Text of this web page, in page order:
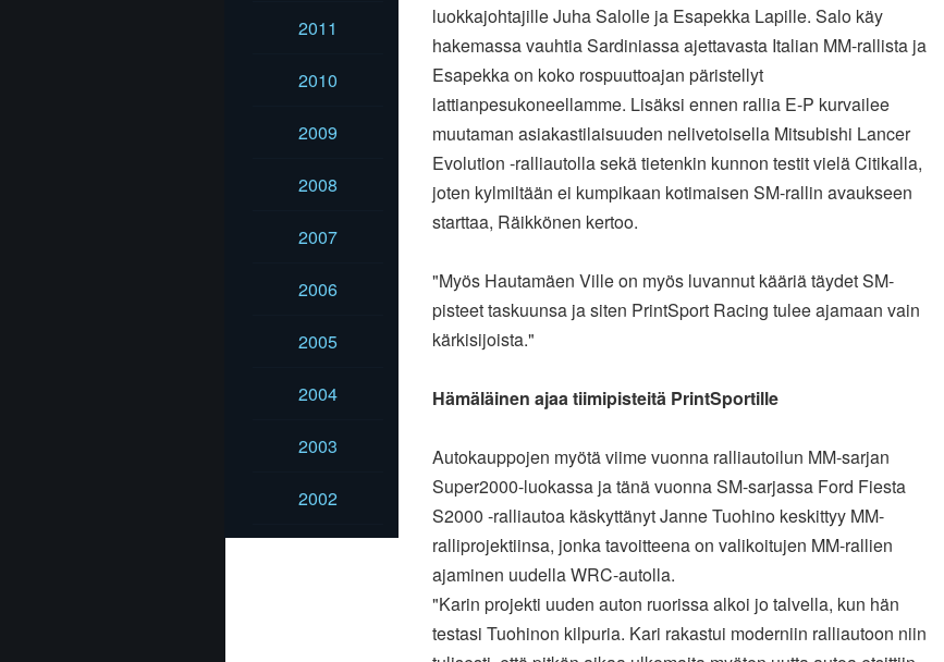
2011
2010
2009
2008
2007
2006
2005
2004
2003
2002
luokkajohtajille Juha Salolle ja Esapekka Lapille. Salo käy
hakemassa vauhtia Sardiniassa ajettavasta Italian MM-rallista ja
Esapekka on koko rospuuttoajan päristellyt
lattianpesukoneellamme. Lisäksi ennen rallia E-P kurvailee
muutaman asiakastilaisuuden nelivetoisella Mitsubishi Lancer
Evolution -ralliautolla sekä tietenkin kunnon testit vielä Citikalla,
joten kylmiltään ei kumpikaan kotimaisen SM-rallin avaukseen
starttaa, Räikkönen kertoo.
"Myös Hautamäen Ville on myös luvannut kääriä täydet SM-
pisteet taskuunsa ja siten PrintSport Racing tulee ajamaan vain
kärkisijoista."
Hämäläinen ajaa tiimipisteitä PrintSportille
Autokauppojen myötä viime vuonna ralliautoilun MM-sarjan
Super2000-luokassa ja tänä vuonna SM-sarjassa Ford Fiesta
S2000 -ralliautoa käskyttänyt Janne Tuohino keskittyy MM-
ralliprojektiinsa, jonka tavoitteena on valikoitujen MM-rallien
ajaminen uudella WRC-autolla.
"Karin projekti uuden auton ruorissa alkoi jo talvella, kun hän
testasi Tuohinon kilpuria. Kari rakastui moderniin ralliautoon niin